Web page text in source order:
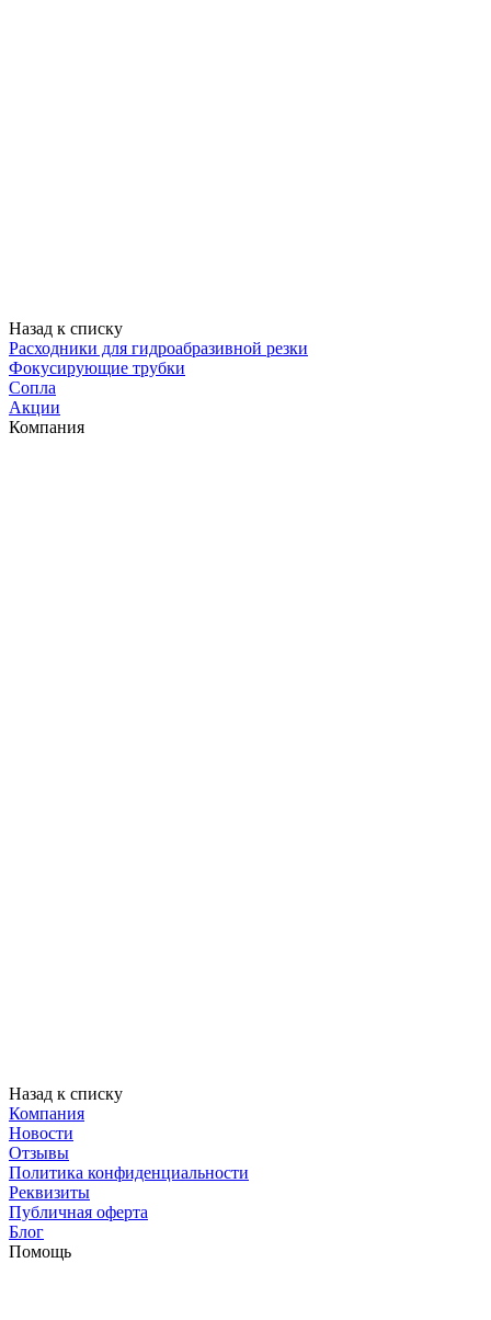
Назад к списку
Расходники для гидроабразивной резки
Фокусирующие трубки
Сопла
Акции
Компания
Назад к списку
Компания
Новости
Отзывы
Политика конфиденциальности
Реквизиты
Публичная оферта
Блог
Помощь